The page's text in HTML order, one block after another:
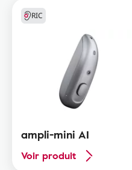
RIC
ampli-mini AI
Voir produit